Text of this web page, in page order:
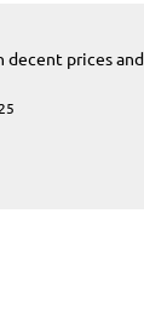
decent prices